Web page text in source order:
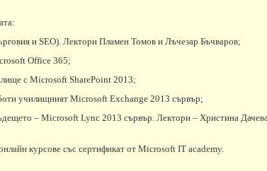
и SEO). Лектори Пламен Томов и Лъчезар Бъчваров;
Office 365;
с Microsoft SharePoint 2013;
училищният Microsoft Exchange 2013 сървър;
– Microsoft Lync 2013 сървър. Лектори – Христина
курсове със сертификат от Microsoft IT academy.